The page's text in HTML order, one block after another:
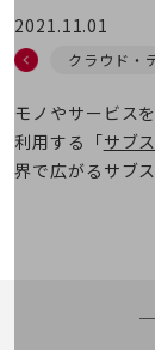
カテゴリーで探す
カテゴリーで探す
クラウド・データ
2021.11.01
クラウド・
モノやサービス
利用する「サブ
界で広がるサブ